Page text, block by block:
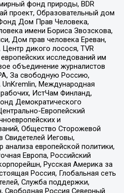
фонд природы, BDR
проект, Образовательный дом
Дом Прав Человека,
имени Бориса Звозскова,
Дом прав человека Ереван,
дикого лосося, TVR
исследований им
объединение журналистов
За свободную Россию,
UnKremlin, Международная
ИстЧам Финланд,
Демократического
Европейский
и
Общество Сторожевой
Свидетелей Иеговы,
европейской политики,
Европа, Российский
Русская Америка за
Россия, Глобальная сеть
Служба поддержки,
Свободная Россия Северный